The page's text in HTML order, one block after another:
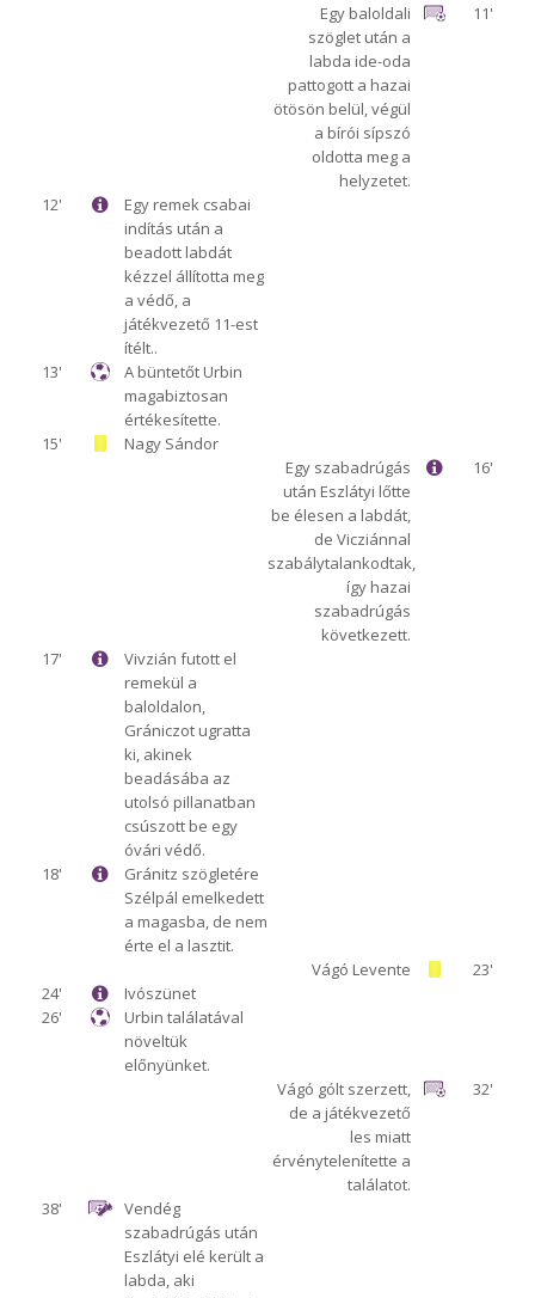
11'
Egy baloldali
szöglet után a
labda ide-oda
pattogott a hazai
ötösön belül, végül
a bírói sípszó
oldotta meg a
helyzetet.
12'
Egy remek csabai
indítás után a
beadott labdát
kézzel állította meg
a védő, a
játékvezető 11-est
ítélt..
13'
A büntetőt Urbin
magabiztosan
értékesítette.
15'
Nagy Sándor
16'
Egy szabadrúgás
után Eszlátyi lőtte
be élesen a labdát,
de Vicziánnal
szabálytalankodtak,
így hazai
szabadrúgás
következett.
17'
Vivzián futott el
remekül a
baloldalon,
Grániczot ugratta
ki, akinek
beadásába az
utolsó pillanatban
csúszott be egy
óvári védő.
18'
Gránitz szögletére
Szélpál emelkedett
a magasba, de nem
érte el a lasztit.
23'
Vágó Levente
24'
Ivószünet
26'
Urbin találatával
növeltük
előnyünket.
32'
Vágó gólt szerzett,
de a játékvezető
les miatt
érvénytelenítette a
találatot.
38'
Vendég
szabadrúgás után
Eszlátyi elé került a
labda, aki